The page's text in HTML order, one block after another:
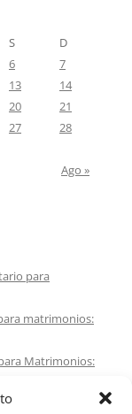
S
D
6
7
13
14
20
21
27
28
Ago »
para
matrimonios:
Matrimonios:
Comentario para